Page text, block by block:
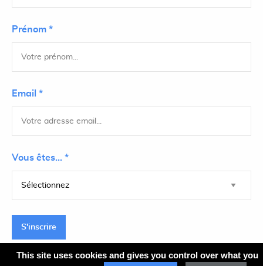
Prénom *
Email *
Vous êtes... *
S'inscrire
This site uses cookies and gives you control over what you